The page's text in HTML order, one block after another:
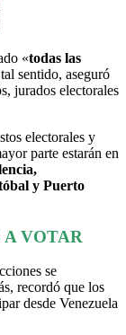
«todas las
sentido, aseguró
jurados electorales
electorales y
parte estarán en
y Puerto
VOTAR
se
recordó que los
desde Venezuela